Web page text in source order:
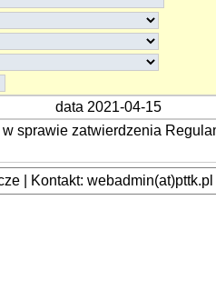
data 2021-04-15
sprawie zatwierdzenia
| Kontakt: webadmin(at)pttk.pl